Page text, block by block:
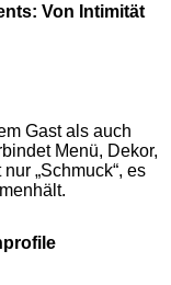
Von Intimität
Gast als auch
Menü, Dekor,
„Schmuck“, es